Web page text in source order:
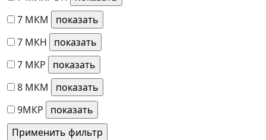
7 МКМ
7 МКН
7 МКР
8 МКМ
9МКР